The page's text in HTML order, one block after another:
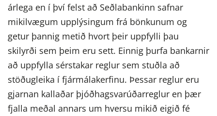
árlega en í því felst að Seðlabankinn safnar
mikilvægum upplýsingum frá bönkunum og
getur þannig metið hvort þeir uppfylli þau
skilyrði sem þeim eru sett. Einnig þurfa bankarnir
að uppfylla sérstakar reglur sem stuðla að
stöðugleika í fjármálakerfinu. Þessar reglur eru
gjarnan kallaðar þjóðhagsvarúðarreglur en þær
fjalla meðal annars um hversu mikið eigið fé